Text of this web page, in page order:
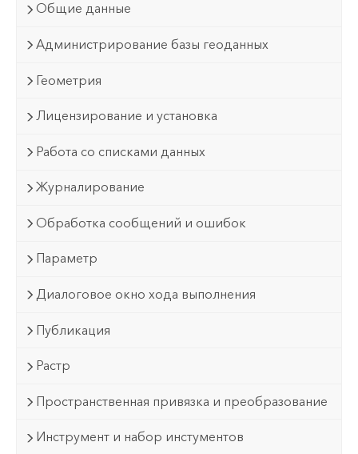
Общие данные
Администрирование базы геоданных
Геометрия
Лицензирование и установка
Работа со списками данных
Журналирование
Обработка сообщений и ошибок
Параметр
Диалоговое окно хода выполнения
Публикация
Растр
Пространственная привязка и преобразование
Инструмент и набор инстументов